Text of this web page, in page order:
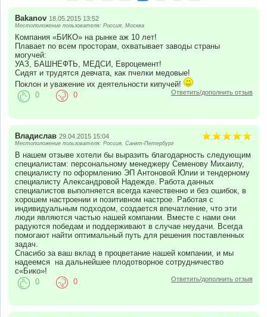
Bakanov 18.05.2015 13:52
Местоположение пользователя: Россия, Москва
Компания «БИКО» на рынке аж 10 лет!
Плавает по всем просторам, охватывает заводы страны
могучей:
УАЗ, БАШНЕФТЬ, МЕДСИ, Евроцемент!
Сидят и трудятся девчата, как пчелки медовые!
Поклон и уважение их деятельности кипучей!
Ответить/дополнить отзыв
0 0
Владислав 29.04.2015 15:04
Местоположение пользователя: Россия, Санкт-Петербург
В нашем отзыве хотели бы выразить благодарность следующим
специалистам: персональному менеджеру Семенову Михаилу,
специалисту по оформлению ЭП Антоновой Юлии и тендерному
специалисту Александровой Надежде. Работа данных
специалистов выполняется всегда качественно и без ошибок, в
хорошем настроении и позитивном настрое. Работая с
индивидуальным подходом, создается впечатление, что эти
люди являются частью нашей компании. Вместе с нами они
радуются победам и поддерживают в случае неудачи. Всегда
помогают найти оптимальный путь для решения поставленных
задач.
Спасибо за ваш вклад в процветание нашей компании, и мы
надеемся на дальнейшее плодотворное сотрудничество
с«Бико»!
Ответить/дополнить отзыв
0 0